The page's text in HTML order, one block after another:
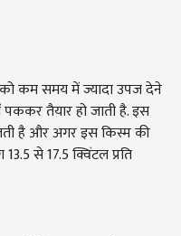
कम समय में ज्यादा उपज देने
पककर तैयार हो जाती है. इस
है और अगर इस किस्म की
से 17.5 क्विंटल प्रति